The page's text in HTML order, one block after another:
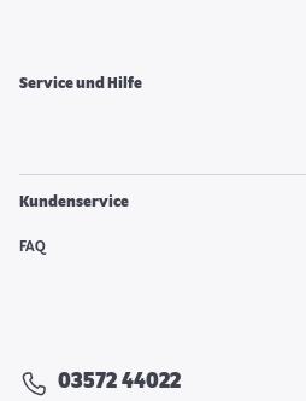
Service und Hilfe
Kundenservice
FAQ
03572 44022